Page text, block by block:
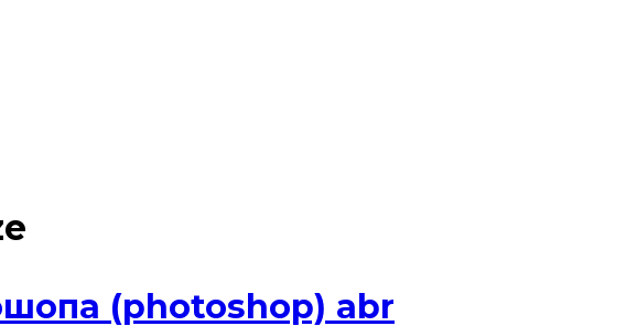
(photoshop) abr